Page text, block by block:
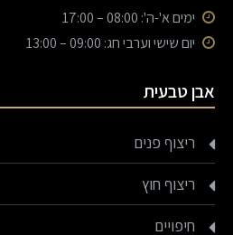
ימים א'-ה': 08:00 – 17:00
יום שישי וערבי חג: 09:00 – 13:00
אבן טבעית
ריצוף פנים
ריצוף חוץ
חיפויים